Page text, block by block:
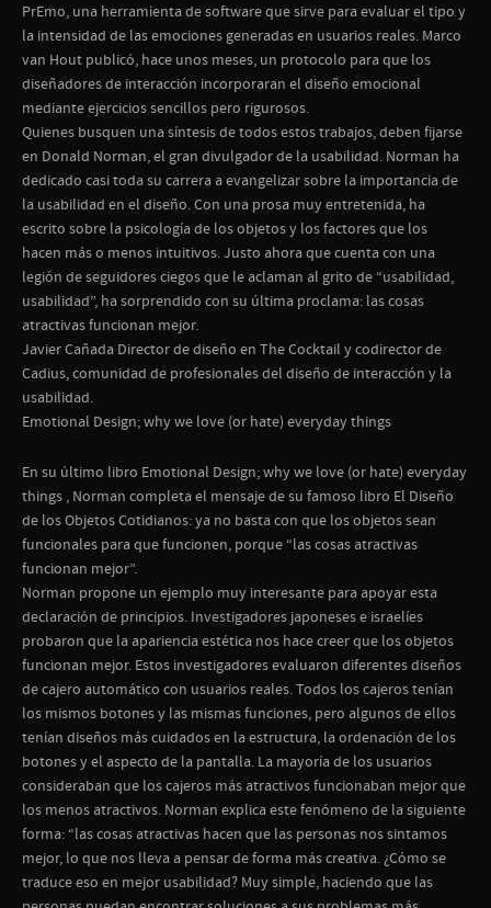
PrEmo, una herramienta de software que sirve para evaluar el tipo y
la intensidad de las emociones generadas en usuarios reales. Marco
van Hout publicó, hace unos meses, un protocolo para que los
diseñadores de interacción incorporaran el diseño emocional
mediante ejercicios sencillos pero rigurosos.
Quienes busquen una síntesis de todos estos trabajos, deben fijarse
en Donald Norman, el gran divulgador de la usabilidad. Norman ha
dedicado casi toda su carrera a evangelizar sobre la importancia de
la usabilidad en el diseño. Con una prosa muy entretenida, ha
escrito sobre la psicología de los objetos y los factores que los
hacen más o menos intuitivos. Justo ahora que cuenta con una
legión de seguidores ciegos que le aclaman al grito de “usabilidad,
usabilidad”, ha sorprendido con su última proclama: las cosas
atractivas funcionan mejor.
Javier Cañada Director de diseño en The Cocktail y codirector de
Cadius, comunidad de profesionales del diseño de interacción y la
usabilidad.
Emotional Design; why we love (or hate) everyday things
En su último libro Emotional Design; why we love (or hate) everyday
things , Norman completa el mensaje de su famoso libro El Diseño
de los Objetos Cotidianos: ya no basta con que los objetos sean
funcionales para que funcionen, porque “las cosas atractivas
funcionan mejor”.
Norman propone un ejemplo muy interesante para apoyar esta
declaración de principios. Investigadores japoneses e israelíes
probaron que la apariencia estética nos hace creer que los objetos
funcionan mejor. Estos investigadores evaluaron diferentes diseños
de cajero automático con usuarios reales. Todos los cajeros tenían
los mismos botones y las mismas funciones, pero algunos de ellos
tenían diseños más cuidados en la estructura, la ordenación de los
botones y el aspecto de la pantalla. La mayoría de los usuarios
consideraban que los cajeros más atractivos funcionaban mejor que
los menos atractivos. Norman explica este fenómeno de la siguiente
forma: “las cosas atractivas hacen que las personas nos sintamos
mejor, lo que nos lleva a pensar de forma más creativa. ¿Cómo se
traduce eso en mejor usabilidad? Muy simple, haciendo que las